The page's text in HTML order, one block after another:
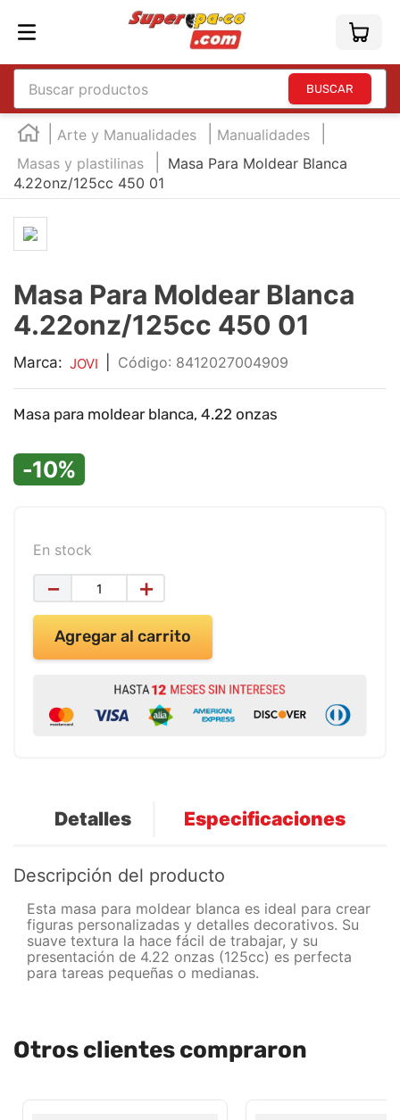
Buscar productos
Arte y Manualidades
Manualidades
Masas y plastilinas
Masa Para Moldear Blanca
4.22onz/125cc 450 01
Masa Para Moldear Blanca
4.22onz/125cc 450 01
Marca: JOVI : 8412027004909
Masa para moldear blanca, 4.22 onzas
-10%
En stock
＋
－
Agregar al carrito
Detalles Especificaciones
Descripción del producto
Esta masa para moldear blanca es ideal para crear
figuras personalizadas y detalles decorativos. Su
suave textura la hace fácil de trabajar, y su
presentación de 4.22 onzas (125cc) es perfecta
para tareas pequeñas o medianas.
Otros clientes compraron
TÉRMINOS MÁS BUSCADOS
england
2.
marcador e300
3.
4.
marcadores
8.
teclado